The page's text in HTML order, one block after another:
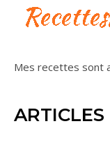
Mes recettes sont
ARTICLES